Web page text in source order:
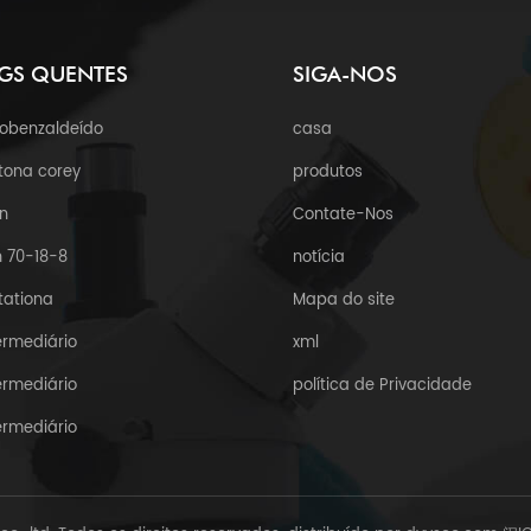
QUENTES
corey
70-18-8
SIGA-NOS
casa
produtos
Contate-Nos
notícia
Mapa do site
xml
política de Privacidade